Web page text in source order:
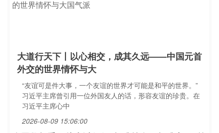
大道行天下丨以心相交，成其久远——中国元首
外交的世界情怀与大
“友谊可是件大事，一个友谊的世界才可能是和平的世界。”
习近平主席曾引用一位外国友人的话，形容友谊的珍贵。在
习近平主席心中
2026-08-09 15:06:00